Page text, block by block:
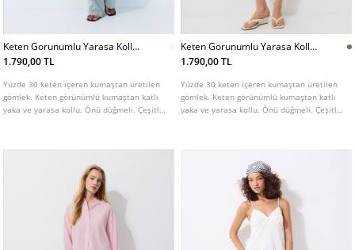
Keten Gorunumlu Yarasa Kollu
Gomlek
1.790,00 TL
Yüzde 30 keten içeren kumaştan üretilen
gömlek. Keten görünümlü kumaştan katlı
yaka ve yarasa kollu. Önü düğmeli. Çeşitli
Keten Gorunumlu Yarasa Kollu
Gomlek
1.790,00 TL
Yüzde 30 keten içeren kumaştan üretilen
gömlek. Keten görünümlü kumaştan katlı
yaka ve yarasa kollu. Önü düğmeli. Çeşitli